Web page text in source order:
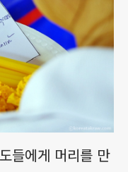
들에게 머리를 만